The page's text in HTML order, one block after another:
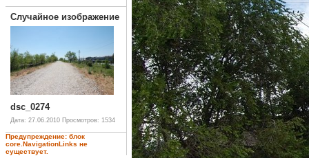
Случайное изображение
dsc_0274
Дата: 27.06.2010 Просмотров: 1534
Предупреждение: блок
core.NavigationLinks не
существует.